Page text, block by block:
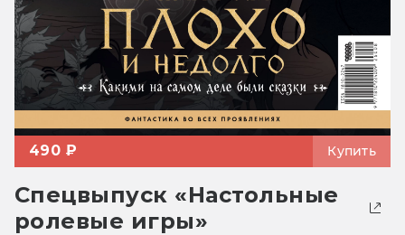
490 ₽ Купить
Спецвыпуск «Настольные
ролевые игры»